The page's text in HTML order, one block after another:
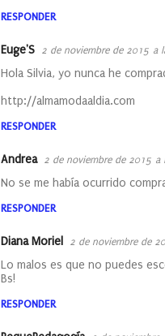
RESPONDER
Euge'S 2 de noviembre de 2015 a
Hola Silvia, yo nunca he
http://almamodaaldia.com
RESPONDER
Andrea 2 de noviembre de 2015 a
No se me había ocurrido
RESPONDER
Diana Moriel 2 de noviembre de
Lo malos es que no puedes
Bs!
RESPONDER